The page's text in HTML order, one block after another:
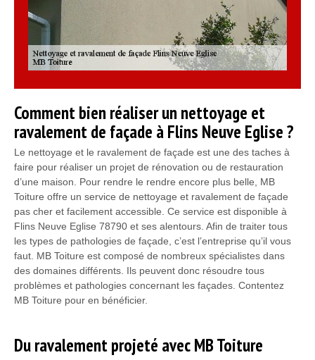
Comment bien réaliser un nettoyage et
ravalement de façade à Flins Neuve Eglise ?
Le nettoyage et le ravalement de façade est une des taches à
faire pour réaliser un projet de rénovation ou de restauration
d’une maison. Pour rendre le rendre encore plus belle, MB
Toiture offre un service de nettoyage et ravalement de façade
pas cher et facilement accessible. Ce service est disponible à
Flins Neuve Eglise 78790 et ses alentours. Afin de traiter tous
les types de pathologies de façade, c’est l’entreprise qu’il vous
faut. MB Toiture est composé de nombreux spécialistes dans
des domaines différents. Ils peuvent donc résoudre tous
problèmes et pathologies concernant les façades. Contentez
MB Toiture pour en bénéficier.
Du ravalement projeté avec MB Toiture